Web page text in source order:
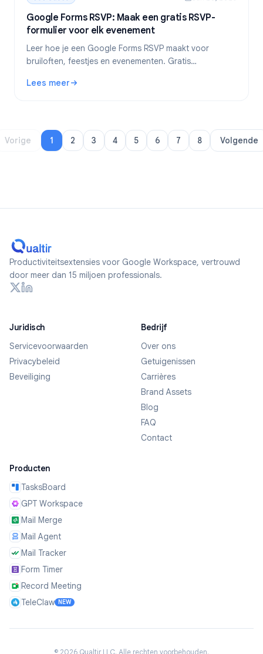
Google Forms RSVP: Maak een gratis RSVP-
formulier voor elk evenement
Leer hoe je een Google Forms RSVP maakt voor
bruiloften, feestjes en evenementen. Gratis
automatisch instellen van een deadline.
Lees meer
: Google Forms RSVP: Maak een gratis RSVP-formulier
Vorige 1 2 3 4 5 6 7 8 Volgende
Productiviteitsextensies voor Google Workspace, vertrouwd
door meer dan 15 miljoen professionals.
Juridisch
Servicevoorwaarden
Privacybeleid
Beveiliging
Bedrijf
Over ons
Getuigenissen
Carrières
Brand Assets
Blog
FAQ
Contact
Producten
TasksBoard
GPT Workspace
Mail Merge
Mail Agent
Mail Tracker
Form Timer
Record Meeting
TeleClaw NEW
© 2026 Qualtir LLC. Alle rechten voorbehouden.